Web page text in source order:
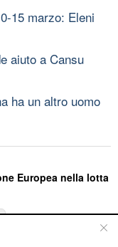
15 marzo: Eleni
aiuto a Cansu
ha un altro uomo
Europea nella lotta